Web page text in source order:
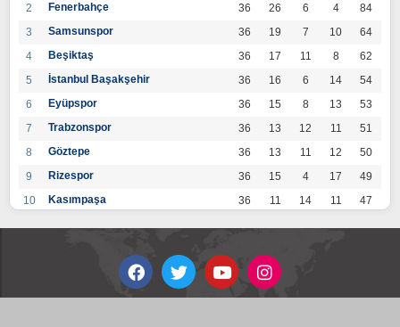
2
Fenerbahçe 36 26 6 4
84
3
Samsunspor 36 19 7 10
64
4
Beşiktaş 36 17 11 8
62
5
İstanbul Başakşehir 36 16 6 14
54
6
Eyüpspor 36 15 8 13
53
7
Trabzonspor 36 13 12 11
51
8
Göztepe 36 13 11 12
50
9
Rizespor 36 15 4 17
49
10
Kasımpaşa 36 11 14 11
47
36 12
14
Kayserispor 36 11 12 13
45